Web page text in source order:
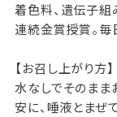
着色料、遺伝子組
連続金賞授賞。毎
【お召し上がり方】
水なしでそのまま
安に、唾液とまぜ